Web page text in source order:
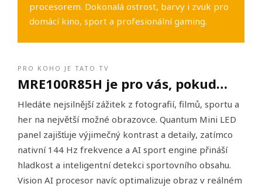
procesorem. Dokonalá ostrost, barvy i zvuk pro
domácí kino, sport a profesionální gaming.
PRO KOHO JE TATO TV
MRE100R85H je pro vás, pokud…
Hledáte nejsilnější zážitek z fotografií, filmů, sportu a
her na největší možné obrazovce. Quantum Mini LED
panel zajišťuje výjimečný kontrast a detaily, zatímco
nativní 144 Hz frekvence a AI sport engine přináší
hladkost a inteligentní detekci sportovního obsahu.
Vision AI procesor navíc optimalizuje obraz v reálném